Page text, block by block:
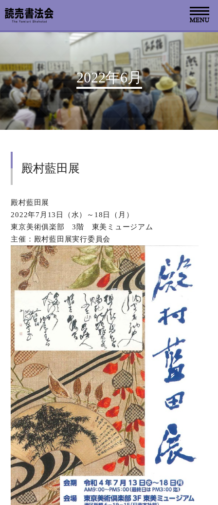
2022年6月
殿村藍田展
殿村藍田展
2022年7月13日（水）～18日（月）
東京美術俱楽部 3階 東美ミュージアム
主催：殿村藍田展実行委員会
お知らせ
読売書法会について
読売書法展
デジタルアーカイブ
オンラインショップ
お問い合わせ